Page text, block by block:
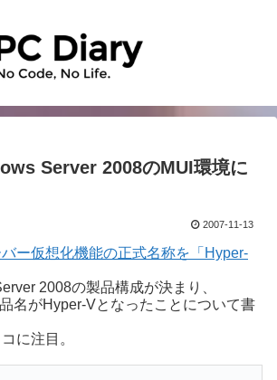
Server 2008のMUI環境に
2007-11-13
ー仮想化機能の正式名称を「Hyper-
2008の製品構成が決まり、
名がHyper-Vとなったことについて書
に注目。